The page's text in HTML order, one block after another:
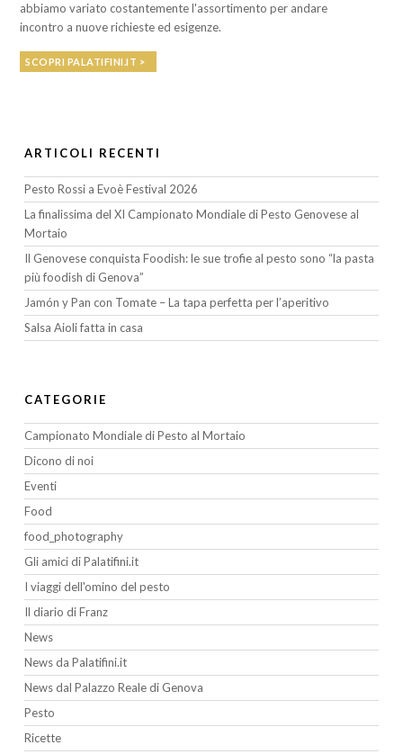
abbiamo variato costantemente l'assortimento per andare
incontro a nuove richieste ed esigenze.
SCOPRI PALATIFINI.IT >
ARTICOLI RECENTI
Pesto Rossi a Evoè Festival 2026
La finalissima del XI Campionato Mondiale di Pesto Genovese al
Mortaio
Il Genovese conquista Foodish: le sue trofie al pesto sono “la pasta
più foodish di Genova”
Jamón y Pan con Tomate – La tapa perfetta per l’aperitivo
Salsa Aioli fatta in casa
CATEGORIE
Campionato Mondiale di Pesto al Mortaio
Dicono di noi
Eventi
Food
food_photography
Gli amici di Palatifini.it
I viaggi dell'omino del pesto
Il diario di Franz
News
News da Palatifini.it
News dal Palazzo Reale di Genova
Pesto
Ricette